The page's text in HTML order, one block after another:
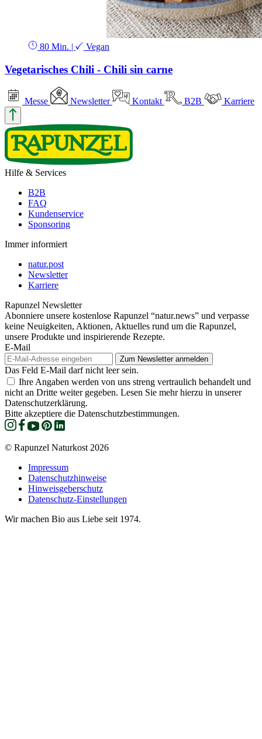
80 Min. | Vegan
Vegetarisches Chili - Chili sin carne
Messe Newsletter Kontakt B2B Karriere
Hilfe & Services
B2B
FAQ
Kundenservice
Sponsoring
Immer informiert
natur.post
Newsletter
Karriere
Rapunzel Newsletter
Abonniere unsere kostenlose Rapunzel “natur.news” und verpasse
keine Neuigkeiten, Aktionen, Aktuelles rund um die Rapunzel,
unsere Produkte und inspirierende Rezepte.
E-Mail
Das Feld E-Mail darf nicht leer sein.
Ihre Angaben werden von uns streng vertraulich behandelt und
nicht an Dritte weiter gegeben. Lesen Sie mehr hierzu in unserer
Datenschutzerklärung.
Bitte akzeptiere die Datenschutzbestimmungen.
© Rapunzel Naturkost 2026
Impressum
Datenschutzhinweise
Hinweisgeberschutz
Datenschutz-Einstellungen
Wir machen Bio aus Liebe seit 1974.